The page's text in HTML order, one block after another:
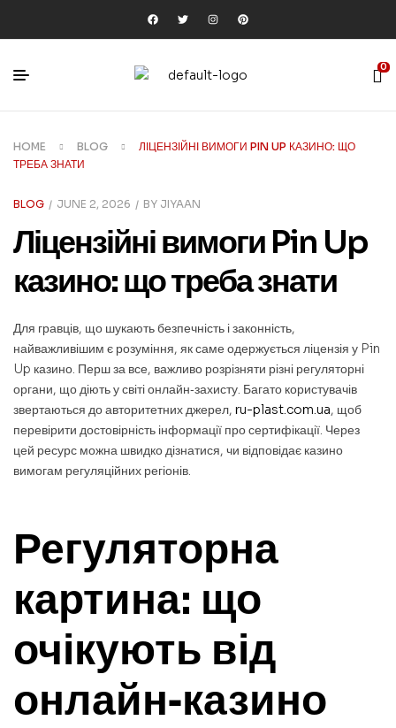
0
HOME BLOG
ЛІЦЕНЗІЙНІ ВИМОГИ PIN UP КАЗИНО: ЩО
ТРЕБА ЗНАТИ
BLOG JUNE 2, 2026 BY JIYAAN
Ліцензійні вимоги Pin Up
казино: що треба знати
Для гравців, що шукають безпечність і законність,
найважливішим є розуміння, як саме одержується ліцензія у Pin
Up казино. Перш за все, важливо розрізняти різні регуляторні
органи, що діють у світі онлайн‑захисту. Багато користувачів
звертаються до авторитетних джерел, ru-plast.com.ua, щоб
перевірити достовірність інформації про сертифікації. Через
цей ресурс можна швидко дізнатися, чи відповідає казино
вимогам регуляційних регіонів.
Регуляторна
картина: що
очікують від
онлайн‑казино